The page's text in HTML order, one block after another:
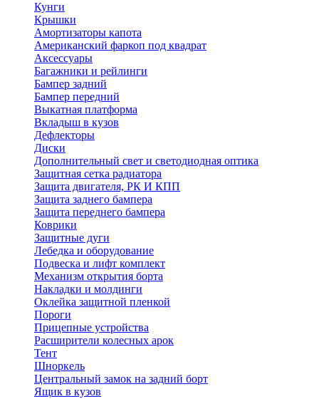
Кунги
Крышки
Амортизаторы капота
Американский фаркоп под квадрат
Аксессуары
Багажники и рейлинги
Бампер задний
Бампер передний
Выкатная платформа
Вкладыш в кузов
Дефлекторы
Диски
Дополнительный свет и светодиодная оптика
Защитная сетка радиатора
Защита двигателя, РК И КПП
Защита заднего бампера
Защита переднего бампера
Коврики
Защитные дуги
Лебедка и оборудование
Подвеска и лифт комплект
Механизм открытия борта
Накладки и молдинги
Оклейка защитной пленкой
Пороги
Прицепные устройства
Расширители колесных арок
Тент
Шноркель
Центральный замок на задний борт
Ящик в кузов